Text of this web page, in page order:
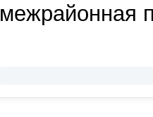
межрайонная